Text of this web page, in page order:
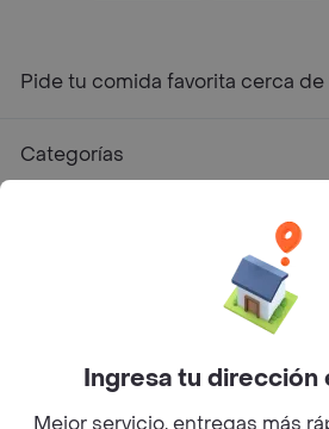
Pide tu comida favorita cerca de
Categorías
Facebook
Twitter
Ingresa tu dirección
Mejor servicio, entregas más